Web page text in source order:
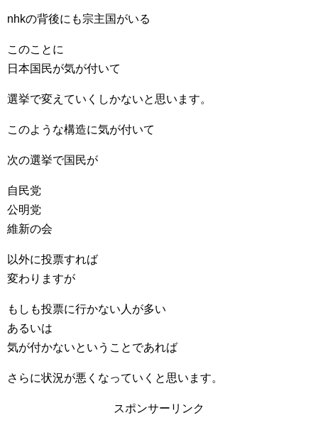
nhkの背後にも宗主国がいる
このことに
日本国民が気が付いて
選挙で変えていくしかないと思います。
このような構造に気が付いて
次の選挙で国民が
自民党
公明党
維新の会
以外に投票すれば
変わりますが
もしも投票に行かない人が多い
あるいは
気が付かないということであれば
さらに状況が悪くなっていくと思います。
スポンサーリンク